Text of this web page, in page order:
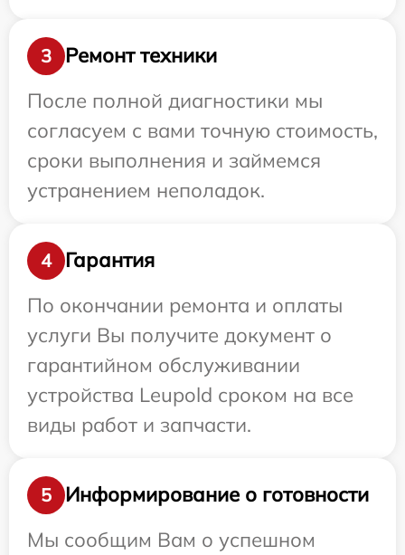
3
Ремонт техники
После полной диагностики мы
согласуем с вами точную стоимость,
сроки выполнения и займемся
устранением неполадок.
4
Гарантия
По окончании ремонта и оплаты
услуги Вы получите документ о
гарантийном обслуживании
устройства Leupold сроком на все
виды работ и запчасти.
5
Информирование о готовности
Мы сообщим Вам о успешном